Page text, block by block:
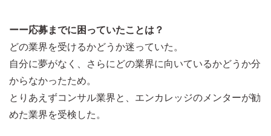
ーー応募までに困っていたことは？
どの業界を受けるかどうか迷っていた。
自分に夢がなく、さらにどの業界に向いているかどうか分
からなかったため。
とりあえずコンサル業界と、エンカレッジのメンターが勧
めた業界を受検した。